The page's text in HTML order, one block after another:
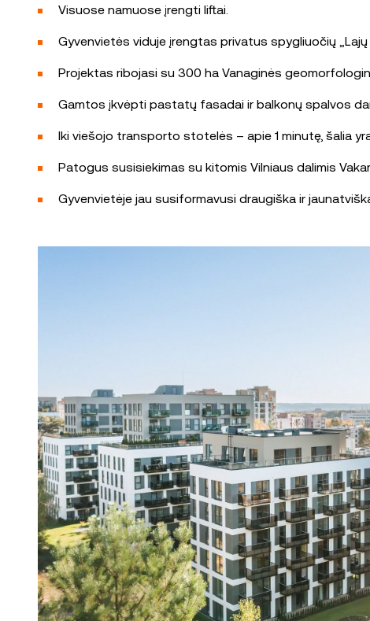
Visuose namuose įrengti liftai.
Gyvenvietės viduje įrengtas privatus spygliuočių
Projektas ribojasi su 300 ha Vanaginės
Gamtos įkvėpti pastatų fasadai ir balkonų spalvos
Iki viešojo transporto stotelės – apie 1 minutę, šalia
Patogus susisiekimas su kitomis Vilniaus dalimis
Gyvenvietėje jau susiformavusi draugiška ir